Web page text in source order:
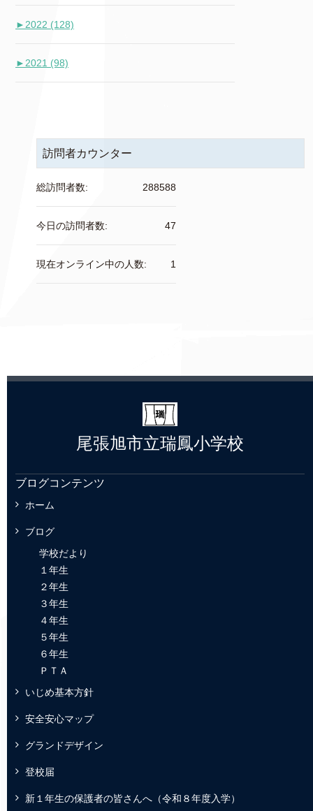
► 2022 (128)
► 2021 (98)
訪問者カウンター
288588
総訪問者数:
47
今日の訪問者数:
1
現在オンライン中の人数:
尾張旭市立瑞鳳小学校
ブログコンテンツ
ホーム
ブログ
学校だより
１年生
２年生
３年生
４年生
５年生
６年生
ＰＴＡ
いじめ基本方針
安全安心マップ
グランドデザイン
登校届
新１年生の保護者の皆さんへ（令和８年度入学）